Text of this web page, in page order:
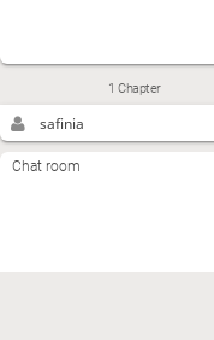
1 Chapter
safinia
Chat room